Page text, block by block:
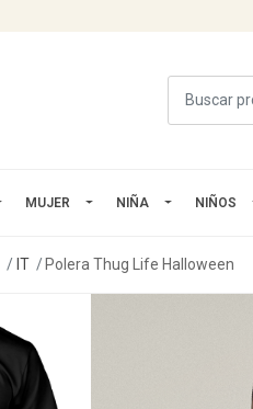
MUJER NIÑA NIÑOS
IT Polera Thug Life Halloween